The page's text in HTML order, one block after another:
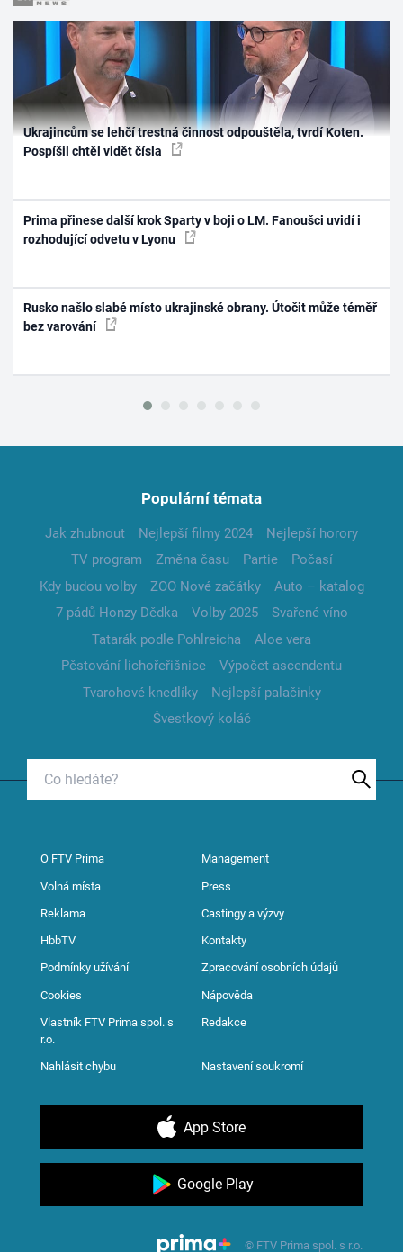
Ukrajincům se lehčí trestná činnost odpouštěla, tvrdí Koten.
Pospíšil chtěl vidět čísla
Prima přinese další krok Sparty v boji o LM. Fanoušci uvidí i
rozhodující odvetu v Lyonu
Rusko našlo slabé místo ukrajinské obrany. Útočit může téměř
bez varování
Populární témata
Jak zhubnout Nejlepší filmy 2024
Nejlepší horory
TV program
Změna času Partie
Počasí
Kdy budou volby
ZOO Nové začátky
Auto – katalog
7 pádů Honzy Dědka
Volby 2025
Svařené víno
Tatarák podle Pohlreicha
Aloe vera
Pěstování lichořeřišnice
Výpočet ascendentu
Tvarohové knedlíky
Nejlepší palačinky
Švestkový koláč
O FTV Prima Management
Volná místa Press
Reklama Castingy a výzvy
HbbTV Kontakty
Podmínky užívání Zpracování osobních údajů
Cookies Nápověda
Vlastník FTV Prima spol. s
r.o.
Redakce
Nahlásit chybu Nastavení soukromí
App Store
Google Play
© FTV Prima spol. s r.o.